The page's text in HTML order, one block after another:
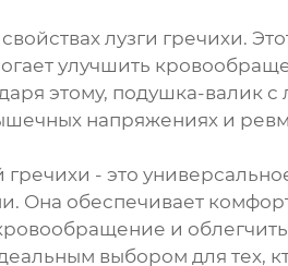
лузги гречихи.
улучшить
этому, подушка-валик
напряжениях и
- это
Она обеспечивает
и
выбором для тех,